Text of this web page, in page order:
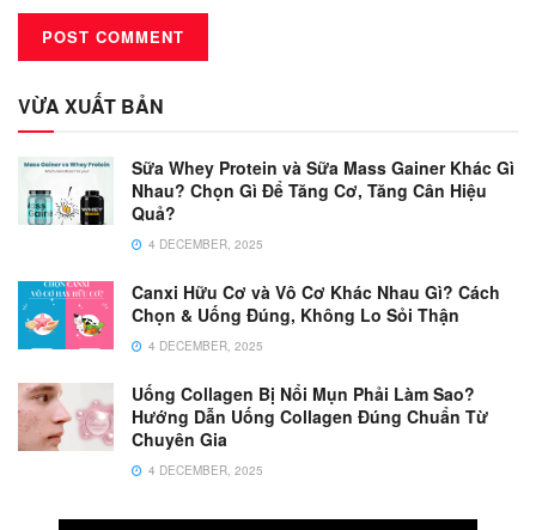
VỪA XUẤT BẢN
Sữa Whey Protein và Sữa Mass Gainer Khác Gì
Nhau? Chọn Gì Để Tăng Cơ, Tăng Cân Hiệu
Quả?
4 DECEMBER, 2025
Canxi Hữu Cơ và Vô Cơ Khác Nhau Gì? Cách
Chọn & Uống Đúng, Không Lo Sỏi Thận
4 DECEMBER, 2025
Uống Collagen Bị Nổi Mụn Phải Làm Sao?
Hướng Dẫn Uống Collagen Đúng Chuẩn Từ
Chuyên Gia
4 DECEMBER, 2025